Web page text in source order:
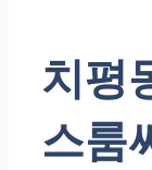
치평
스룸